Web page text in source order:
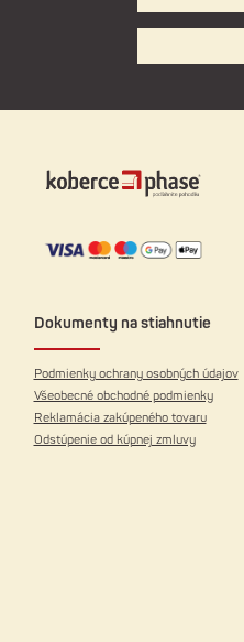
Dokumenty na stiahnutie
Podmienky ochrany osobných údajov
Všeobecné obchodné podmienky
Reklamácia zakúpeného tovaru
Odstúpenie od kúpnej zmluvy